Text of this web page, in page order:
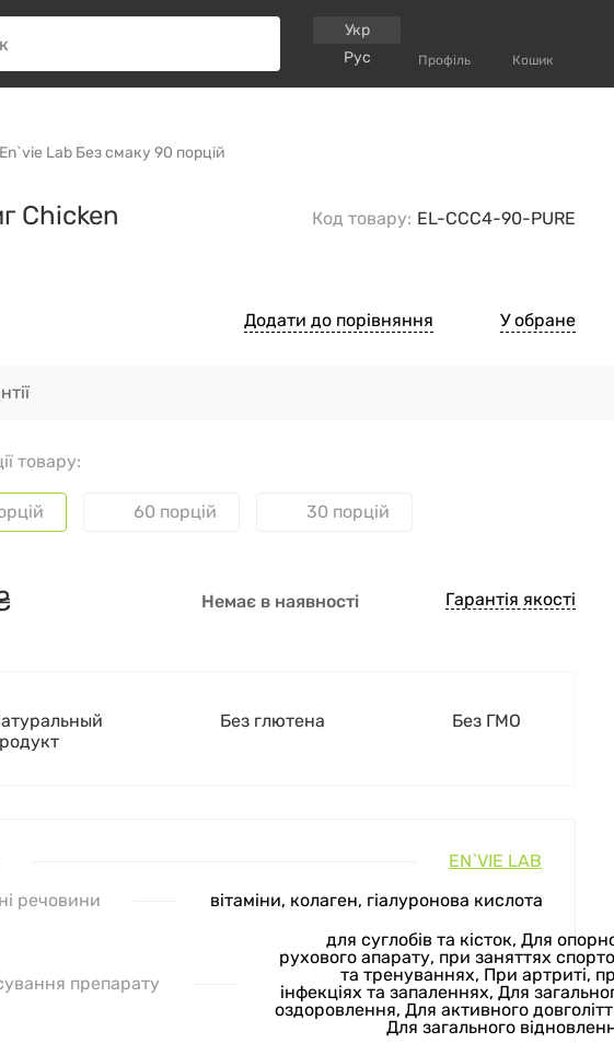
Укр
Рус
Профіль Кошик
Lab Без смаку 90 порцій
Chicken
Код товару: EL-CCC4-90-PURE
Додати до порівняння У обране
товару:
60 порцій 30 порцій
Немає в наявності Гарантія якості
Без глютена Без ГМО
EN`VIE LAB
речовини
вітаміни, колаген, гіалуронова кислота
препарату
для суглобів та кісток, Для
рухового апарату, при заняттях
та тренуваннях, При артриті,
інфекціях та запаленнях, Для
оздоровлення, Для активного
Для загального